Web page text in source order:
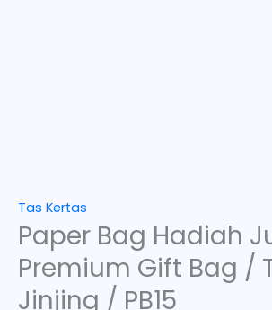
Tas Kertas
Paper Bag Hadiah
Premium Gift Bag /
Jinjing / PB15